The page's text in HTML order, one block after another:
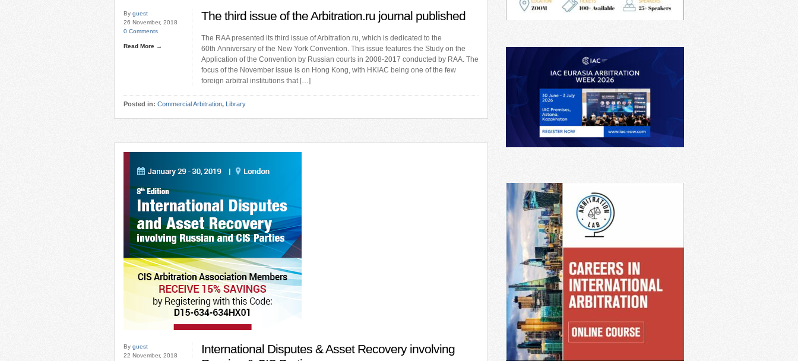
By guest
26 November, 2018
0 Comments
Read More →
The third issue of the Arbitration.ru journal published
The RAA presented its third issue of Arbitration.ru, which is dedicated to the
60th Anniversary of the New York Convention. This issue features the Study on the
Application of the Convention by Russian courts in 2008-2017 conducted by RAA. The
focus of the November issue is on Hong Kong, with HKIAC being one of the few
foreign arbitral institutions that […]
Posted in: Commercial Arbitration, Library
By guest
22 November, 2018
International Disputes & Asset Recovery involving